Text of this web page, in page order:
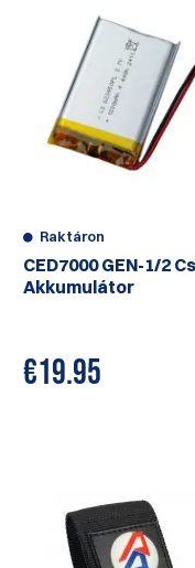
Raktáron
CED7000 GEN-1/2
Akkumulátor
€19.95